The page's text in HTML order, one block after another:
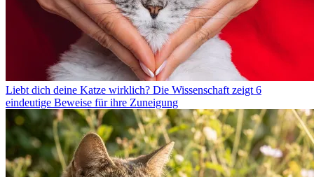
Liebt dich deine Katze wirklich? Die Wissenschaft zeigt 6
eindeutige Beweise für ihre Zuneigung